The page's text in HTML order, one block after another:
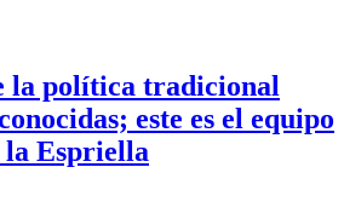
la política tradicional
este es el equipo
la Espriella